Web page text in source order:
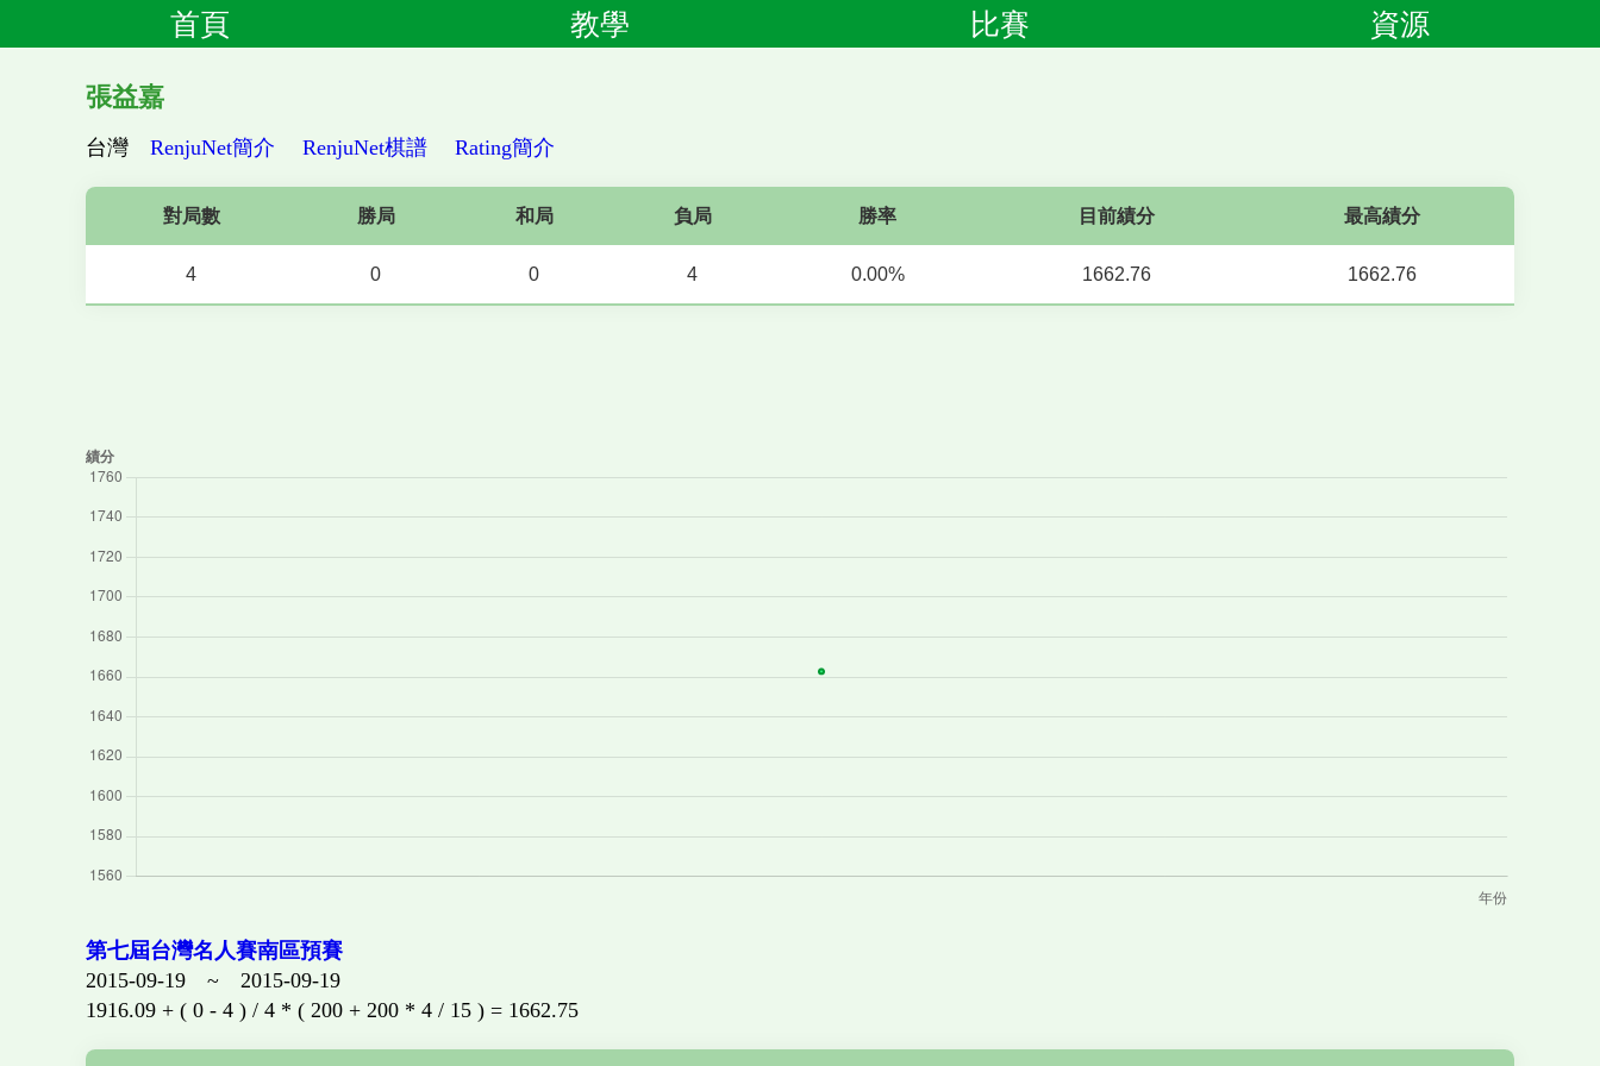
首頁 教學 比賽 資源
張益嘉
台灣 RenjuNet簡介 RenjuNet棋譜 Rating簡介
對局數 勝局 和局 負局 勝率 目前績分 最高績分
4 0 0 4 0.00% 1662.76 1662.76
第七屆台灣名人賽南區預賽
2015-09-19 ~ 2015-09-19
1916.09 + ( 0 - 4 ) / 4 * ( 200 + 200 * 4 / 15 ) = 1662.75